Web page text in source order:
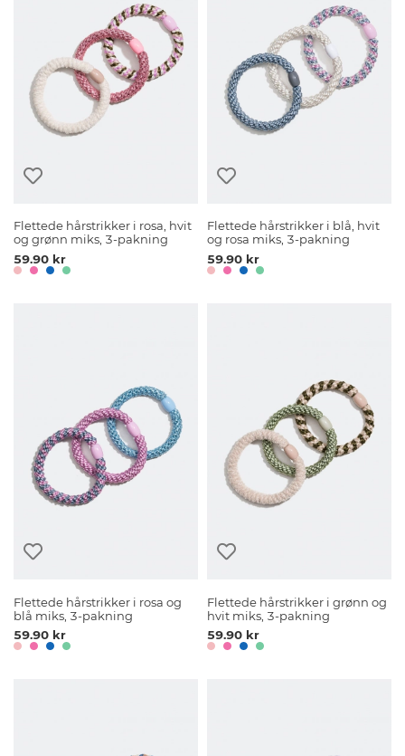
Flettede hårstrikker i rosa, hvit
og grønn miks, 3-pakning
59.90 kr
Flettede hårstrikker i blå, hvit
og rosa miks, 3-pakning
59.90 kr
Flettede hårstrikker i rosa og
blå miks, 3-pakning
59.90 kr
Flettede hårstrikker i grønn og
hvit miks, 3-pakning
59.90 kr